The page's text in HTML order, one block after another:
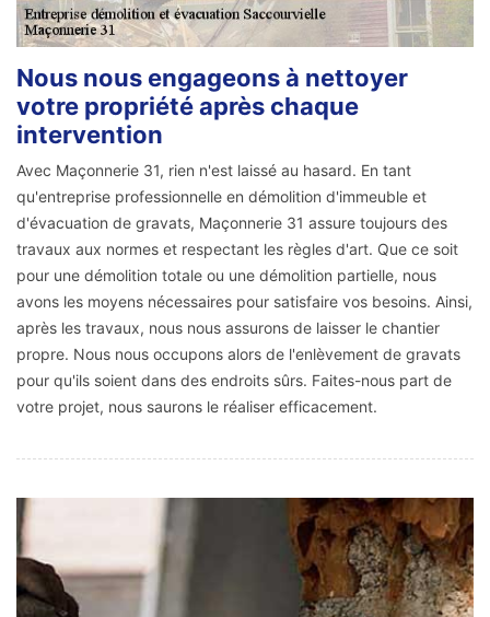
Nous nous engageons à nettoyer
votre propriété après chaque
intervention
Avec Maçonnerie 31, rien n'est laissé au hasard. En tant
qu'entreprise professionnelle en démolition d'immeuble et
d'évacuation de gravats, Maçonnerie 31 assure toujours des
travaux aux normes et respectant les règles d'art. Que ce soit
pour une démolition totale ou une démolition partielle, nous
avons les moyens nécessaires pour satisfaire vos besoins. Ainsi,
après les travaux, nous nous assurons de laisser le chantier
propre. Nous nous occupons alors de l'enlèvement de gravats
pour qu'ils soient dans des endroits sûrs. Faites-nous part de
votre projet, nous saurons le réaliser efficacement.